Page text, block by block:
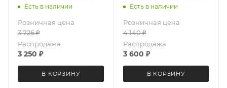
Есть в наличии
Розничная цена
3 726₽
Распродажа
3 250 ₽
В КОРЗИНУ
3597Есть в наличии
Розничная цена
4 140₽
Распродажа
3 600 ₽
В КОРЗИНУ